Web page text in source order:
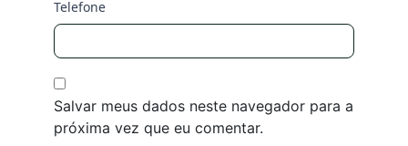
Telefone
Salvar meus dados neste navegador para a
próxima vez que eu comentar.